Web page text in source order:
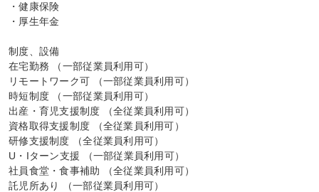
・健康保険
・厚生年金
制度、設備
在宅勤務 （一部従業員利用可）
リモートワーク可 （一部従業員利用可）
時短制度 （一部従業員利用可）
出産・育児支援制度 （全従業員利用可）
資格取得支援制度 （全従業員利用可）
研修支援制度 （全従業員利用可）
U・Iターン支援 （一部従業員利用可）
社員食堂・食事補助 （全従業員利用可）
託児所あり （一部従業員利用可）